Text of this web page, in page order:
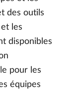
des outils
les
disponibles
pour les
équipes